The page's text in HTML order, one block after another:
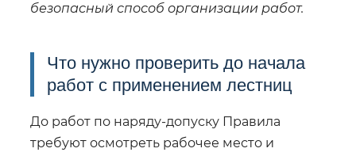
безопасный способ организации работ.
Что нужно проверить до начала
работ с применением лестниц
До работ по наряду-допуску Правила
требуют осмотреть рабочее место и